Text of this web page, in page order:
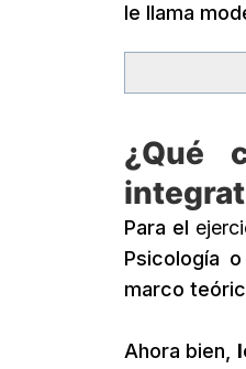
le llama
¿Qué
Para el
Psicología
marco
Ahora bien,